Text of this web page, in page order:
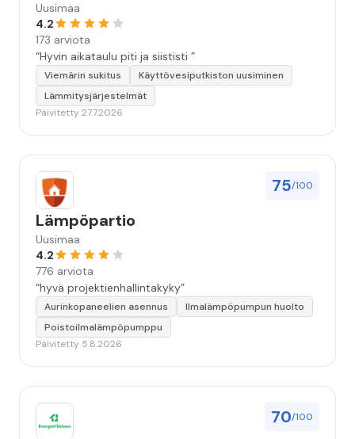
Uusimaa
4.2
173 arviota
“Hyvin aikataulu piti ja siististi ”
Viemärin sukitus
Käyttövesiputkiston uusiminen
Lämmitysjärjestelmät
Päivitetty 27.7.2026
75/100
Lämpöpartio
Uusimaa
4.2
776 arviota
“hyvä projektienhallintakyky”
Aurinkopaneelien asennus
Ilmalämpöpumpun huolto
Poistoilmalämpöpumppu
Päivitetty 5.8.2026
70/100